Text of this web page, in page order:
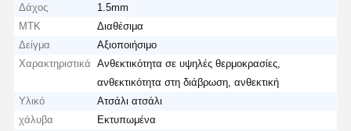
Δάχος
1.5mm
ΜΤΚ
Διαθέσιμα
Δείγμα
Αξιοποιήσιμο
Χαρακτηριστικά
Ανθεκτικότητα σε υψηλές θερμοκρασίες,
ανθεκτικότητα στη διάβρωση, ανθεκτική
Υλικό
Ατσάλι ατσάλι
χάλυβα
Εκτυπωμένα